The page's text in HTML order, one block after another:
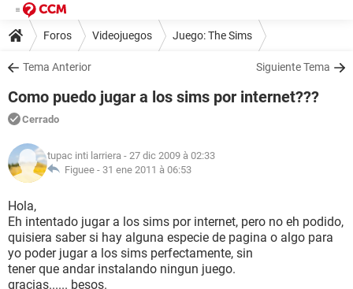
Foros Videojuegos Juego: The Sims
Tema Anterior Siguiente Tema
Como puedo jugar a los sims por internet???
Cerrado
tupac inti larriera - 27 dic 2009 à 02:33
Figuee - 31 ene 2011 à 06:53
Hola,
Eh intentado jugar a los sims por internet, pero no eh podido,
quisiera saber si hay alguna especie de pagina o algo para
yo poder jugar a los sims perfectamente, sin
tener que andar instalando ningun juego.
gracias...... besos.